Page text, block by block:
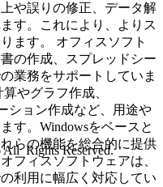
や誤りの修正、データ解
す。これにより、よりス
ます。 オフィスソフト
の作成、スプレッドシー
業務をサポートしていま
やグラフ作成、
ション作成など、用途や
す。Windowsをベースと
らの機能を総合的に提供
フィスソフトウェアは、
利用に幅広く対応してい
All Rights Reserved.